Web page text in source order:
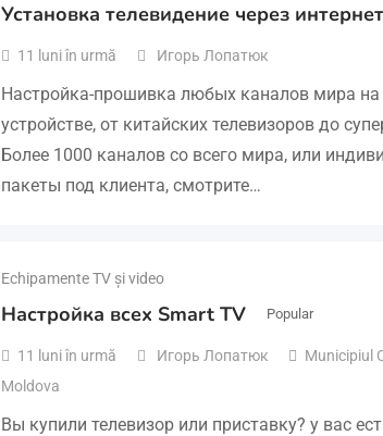
Установка телевидение через интернет
11 luni în urmă Игорь Лопатюк
Настройка-прошивка любых каналов мира
устройстве, от китайских телевизоров до
Более 1000 каналов со всего мира, или
пакеты под клиента, смотрите…
Echipamente TV și video
Настройка всех Smart TV Popular
11 luni în urmă Игорь Лопатюк Municipiul
Moldova
Вы купили телевизор или приставку? у вас